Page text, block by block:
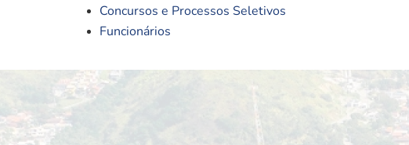
Concursos e Processos Seletivos
Funcionários